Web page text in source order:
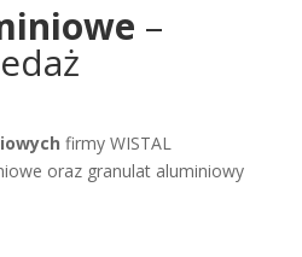
–
firmy WISTAL
oraz granulat aluminiowy